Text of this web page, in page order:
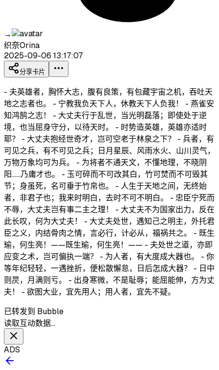
→
织奈Orina
2025-09-06 13:17:07
分享卡片
- 夫英雄者，胸怀大志，腹有良策，有包藏宇宙之机，吞吐天
地之志者也。 - 宁教我负天下人，休教天下人负我！ - 燕雀安
知鸿鹄之志！ - 大丈夫行于乱世，当光明磊落；即使处于逆
境，也当屈身守分，以待天时。 - 时势造英雄，英雄亦适时
耶？ - 大丈夫抱经世奇才，岂可空老于林泉之下？ - 兵者，有
可见之兵，有不可见之兵；日月星辰、风雨水火、山川灵气，
万物万象均可为兵。 - 为将者不通天文，不懂地理，不晓阴
阳……乃庸才也。 - 玉可碎而不可改其白，竹可焚而不可毁其
节；身虽死，名可垂于竹帛也。 - 人生于天地之间，无终始
者，非君子也；我来时明白，去时不可不明白。 - 忠臣宁死而
不辱，大丈夫岂有事二主之理！ - 大丈夫不为国家出力，反在
此长叹，何为大丈夫！ - 大丈夫处世，遇知己之明主，外托君
臣之义，内结骨肉之情，言必行，计必从，福祸共之。 - 既生
瑜，何生亮！——既生瑜，何生亮！—— - 夫处世之道，亦即
应变之术，岂可偏执一端？ - 为人者，有大度成大器也。 - 你
等年纪轻轻，一遇挫折，便松散懈怠，日后怎成大器？ - 日中
则昃，月满则亏。 - 出身寒微，不是耻辱；能屈能伸，方为丈
夫！ - 欲图大业，宜先用人；用人者，宜先不疑。
已转发到 Bubble
读取互动数据…
ADS